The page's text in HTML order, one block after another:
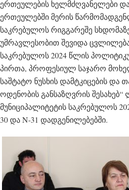
ერთეულების ხელმძღვანელები
ერთეულებში მერის
საკრებულოს რიგგარეშე
უმრავლესობით შევიდა
საკრებულოს 2024 წლის
პირთა, პროფესიულ საჯარო
საშტატო ნუსხის დამტკიცების და
ოდენობის განსაზღვრის შესახებ“
მუნიციპალიტეტის საკრებულოს
30 და N-31 დადგენილებებში.